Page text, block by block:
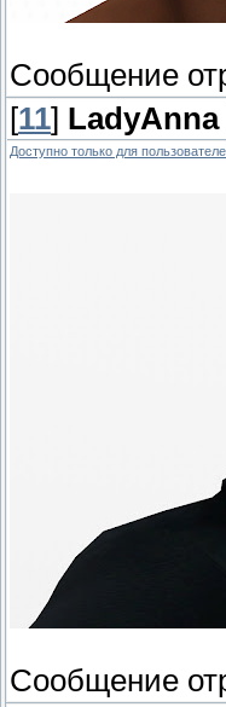
Сообщение
[11] LadyAnna
Доступно только для
Сообщение